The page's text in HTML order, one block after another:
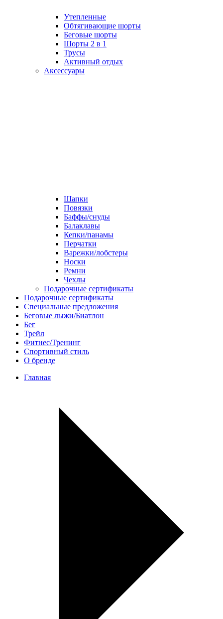
Утепленные
Обтягивающие шорты
Беговые шорты
Шорты 2 в 1
Трусы
Активный отдых
Аксессуары
Шапки
Повязки
Баффы/снуды
Балаклавы
Кепки/панамы
Перчатки
Варежки/лобстеры
Носки
Ремни
Чехлы
Подарочные сертификаты
Подарочные сертификаты
Специальные предложения
Беговые лыжи/Биатлон
Бег
Трейл
Фитнес/Тренинг
Спортивный стиль
О бренде
Главная